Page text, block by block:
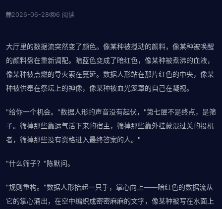
2026-06-28 6 阅读
大厅里的数据流突然变了颜色。像某种被搅动的颜料，像某种被唤醒
的颜料盘在重新调配。暗蓝色变成了暗红色，像某种被煮沸的血液，
像某种被点燃的导火索在蔓延。数据人形站在那片红色的中央，像某
种被供奉在祭坛上的神像，像某种被血光笼罩的自己在凝视。
"给你一个机会。"数据人形的声音没有起伏，"第七层不是终点，是筛
子。筛掉那些靠运气活下来的宿主，筛掉那些靠外挂蒙混过关的投机
者，筛掉那些没有资格进入最终答案的人。"
"什么筛子？"陈默问。
"规则重构。"数据人形抬起一只手，掌心向上——暗红色的数据流从
它的掌心涌出，在空中编织成密密麻麻的文字，像某种被写在水面上